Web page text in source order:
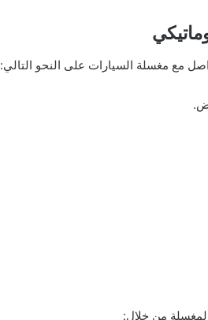
مع مغسلة السيارات على النحو التالي:
من خلال: